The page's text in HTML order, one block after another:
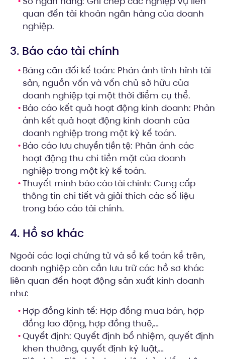
quan đến tài khoản ngân hàng của doanh
nghiệp.
3. Báo cáo tài chính
Bảng cân đối kế toán: Phản ánh tình hình tài
sản, nguồn vốn và vốn chủ sở hữu của
doanh nghiệp tại một thời điểm cụ thể.
Báo cáo kết quả hoạt động kinh doanh: Phản
ánh kết quả hoạt động kinh doanh của
doanh nghiệp trong một kỳ kế toán.
Báo cáo lưu chuyển tiền tệ: Phản ánh các
hoạt động thu chi tiền mặt của doanh
nghiệp trong một kỳ kế toán.
Thuyết minh báo cáo tài chính: Cung cấp
thông tin chi tiết và giải thích các số liệu
trong báo cáo tài chính.
4. Hồ sơ khác
Ngoài các loại chứng từ và sổ kế toán kể trên,
doanh nghiệp còn cần lưu trữ các hồ sơ khác
liên quan đến hoạt động sản xuất kinh doanh
như:
Hợp đồng kinh tế: Hợp đồng mua bán, hợp
đồng lao động, hợp đồng thuê,…
Quyết định: Quyết định bổ nhiệm, quyết định
khen thưởng, quyết định kỷ luật,…